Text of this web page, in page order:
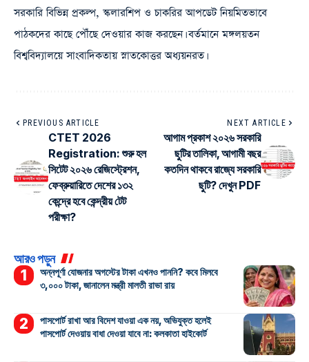
সরকারি বিভিন্ন প্রকল্প, স্কলারশিপ ও চাকরির আপডেট নিয়মিতভাবে
পাঠকদের কাছে পৌঁছে দেওয়ার কাজ করছেন। বর্তমানে মঙ্গলয়তন
বিশ্ববিদ্যালয়ে সাংবাদিকতায় স্নাতকোত্তর অধ্যয়নরত।
PREVIOUS ARTICLE
CTET 2026
Registration: শুরু হল
সিটেট ২০২৬ রেজিস্ট্রেশন,
ফেব্রুয়ারিতে দেশের ১৩২
কেন্দ্রে হবে কেন্দ্রীয় টেট
পরীক্ষা?
NEXT ARTICLE
আগাম প্রকাশ ২০২৬ সরকারি
ছুটির তালিকা, আগামী বছর
কতদিন থাকবে রাজ্যে সরকারি
ছুটি? দেখুন PDF
আরও পড়ুন
অন্নপূর্ণা যোজনার অগস্টের টাকা এখনও পাননি? কবে মিলবে
৩,০০০ টাকা, জানালেন মন্ত্রী মালতী রাভা রায়
পাসপোর্ট রাখা আর বিদেশ যাওয়া এক নয়, অভিযুক্ত হলেই
পাসপোর্ট দেওয়ায় বাধা দেওয়া যাবে না: কলকাতা হাইকোর্ট